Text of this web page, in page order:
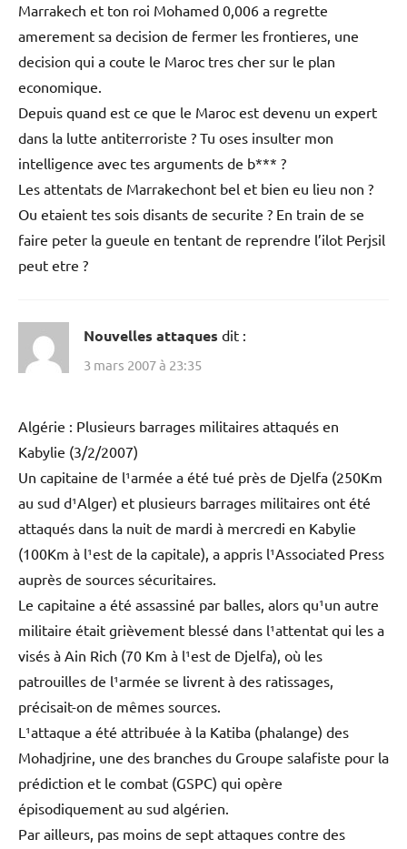
Marrakech et ton roi Mohamed 0,006 a regrette
amerement sa decision de fermer les frontieres, une
decision qui a coute le Maroc tres cher sur le plan
economique.
Depuis quand est ce que le Maroc est devenu un expert
dans la lutte antiterroriste ? Tu oses insulter mon
intelligence avec tes arguments de b*** ?
Les attentats de Marrakechont bel et bien eu lieu non ?
Ou etaient tes sois disants de securite ? En train de se
faire peter la gueule en tentant de reprendre l’ilot Perjsil
peut etre ?
Nouvelles attaques dit :
3 mars 2007 à 23:35
Algérie : Plusieurs barrages militaires attaqués en
Kabylie (3/2/2007)
Un capitaine de l¹armée a été tué près de Djelfa (250Km
au sud d¹Alger) et plusieurs barrages militaires ont été
attaqués dans la nuit de mardi à mercredi en Kabylie
(100Km à l¹est de la capitale), a appris l¹Associated Press
auprès de sources sécuritaires.
Le capitaine a été assassiné par balles, alors qu¹un autre
militaire était grièvement blessé dans l¹attentat qui les a
visés à Ain Rich (70 Km à l¹est de Djelfa), où les
patrouilles de l¹armée se livrent à des ratissages,
précisait-on de mêmes sources.
L¹attaque a été attribuée à la Katiba (phalange) des
Mohadjrine, une des branches du Groupe salafiste pour la
prédiction et le combat (GSPC) qui opère
épisodiquement au sud algérien.
Par ailleurs, pas moins de sept attaques contre des